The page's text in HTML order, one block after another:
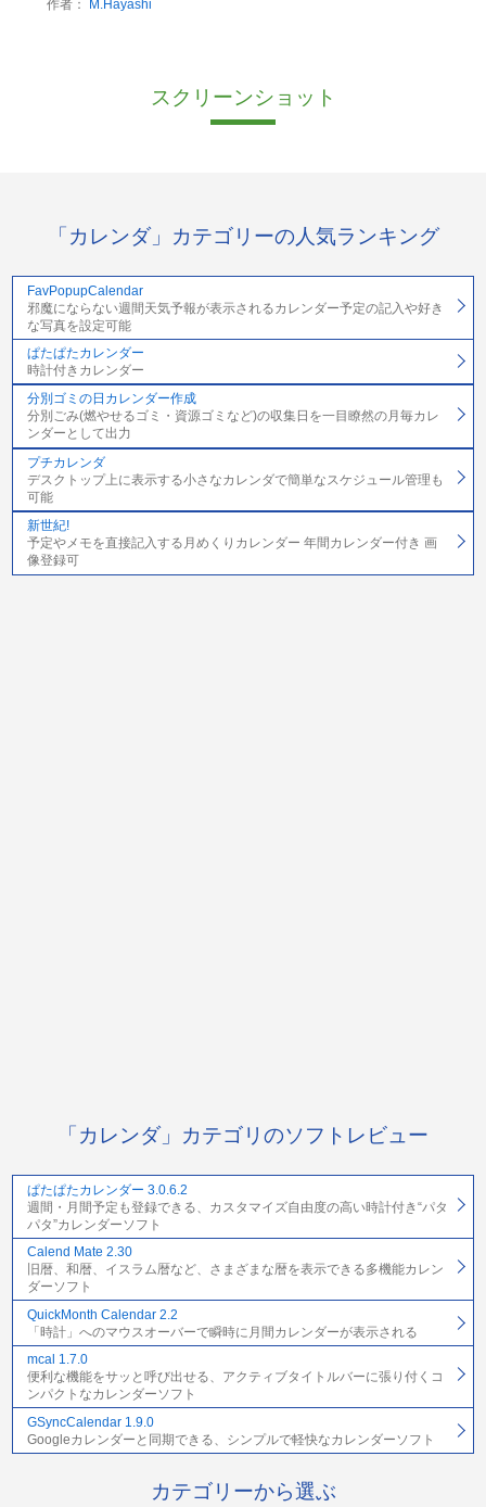
作者： M.Hayashi
スクリーンショット
「カレンダ」カテゴリーの人気ランキング
FavPopupCalendar
邪魔にならない週間天気予報が表示されるカレンダー予定の記入や好き
な写真を設定可能
ぱたぱたカレンダー
時計付きカレンダー
分別ゴミの日カレンダー作成
分別ごみ(燃やせるゴミ・資源ゴミなど)の収集日を一目瞭然の月毎カレ
ンダーとして出力
プチカレンダ
デスクトップ上に表示する小さなカレンダで簡単なスケジュール管理も
可能
新世紀!
予定やメモを直接記入する月めくりカレンダー 年間カレンダー付き 画
像登録可
「カレンダ」カテゴリのソフトレビュー
ぱたぱたカレンダー 3.0.6.2
週間・月間予定も登録できる、カスタマイズ自由度の高い時計付き“パタ
パタ”カレンダーソフト
Calend Mate 2.30
旧暦、和暦、イスラム暦など、さまざまな暦を表示できる多機能カレン
ダーソフト
QuickMonth Calendar 2.2
「時計」へのマウスオーバーで瞬時に月間カレンダーが表示される
mcal 1.7.0
便利な機能をサッと呼び出せる、アクティブタイトルバーに張り付くコ
ンパクトなカレンダーソフト
GSyncCalendar 1.9.0
Googleカレンダーと同期できる、シンプルで軽快なカレンダーソフト
カテゴリーから選ぶ